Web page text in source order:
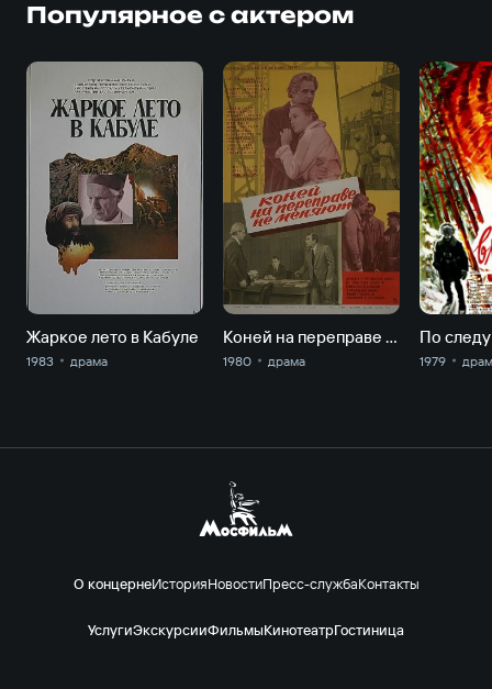
Популярное с актером
Жаркое лето в Кабуле
1983 драма
Коней на переправе не меняют
1980 драма
По
1979
О концернеИсторияНовостиПресс-службаКонтакты
УслугиЭкскурсииФильмыКинотеатрГостиница